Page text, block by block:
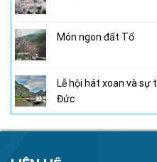
Món ngon đất Tổ
Lễ hội hát xoan và sự
Đức